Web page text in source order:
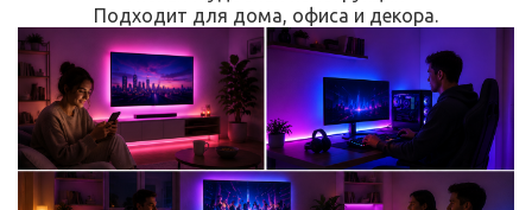
Подходит для дома, офиса и декора.